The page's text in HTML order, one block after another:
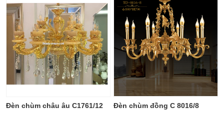
Điều khiển từ xa: Đi kèm nhiều chế
độ
Ứng dụng: Hiệu Quả Cho Phòng
Khách, chung cư, nhà riêng, văn
phòng …
Đèn chùm châu âu C1761/12 Đèn chùm đồng C 8016/8